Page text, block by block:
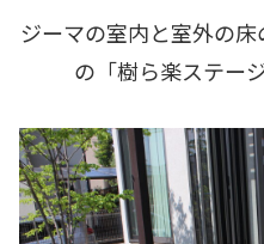
ジーマの室内と室外の
の「樹ら楽ステー